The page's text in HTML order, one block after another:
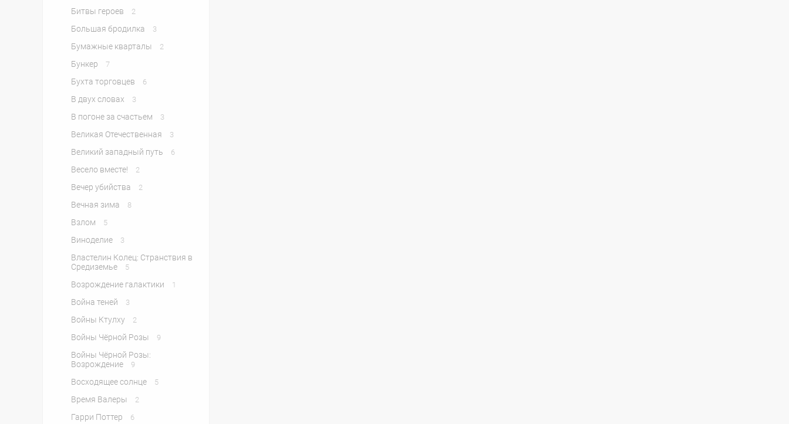
Битвы героев 2
Большая бродилка 3
Бумажные кварталы 2
Бункер 7
Бухта торговцев 6
В двух словах 3
В погоне за счастьем 3
Великая Отечественная 3
Великий западный путь 6
Весело вместе! 2
Вечер убийства 2
Вечная зима 8
Взлом 5
Виноделие 3
Властелин Колец: Странствия в
Средиземье
5
Возрождение галактики 1
Война теней 3
Войны Ктулху 2
Войны Чёрной Розы 9
Войны Чёрной Розы:
Возрождение
9
Восходящее солнце 5
Время Валеры 2
Гарри Поттер 6